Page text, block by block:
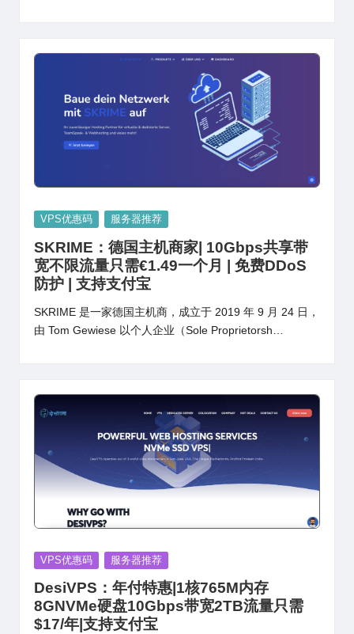
Posted
VPS优惠码 服务器推荐
SKRIME：德国主机商家| 10Gbps共享带
宽不限流量只需€1.49一个月 | 免费DDoS
防护 | 支持支付宝
SKRIME 是一家德国主机商，成立于 2019 年 9 月 24 日，
由 Tom Gewiese 以个人企业（Sole Proprietorsh…
Posted
VPS优惠码 服务器推荐
DesiVPS：年付特惠|1核765M内存
8GNVMe硬盘10Gbps带宽2TB流量只需
$17/年|支持支付宝